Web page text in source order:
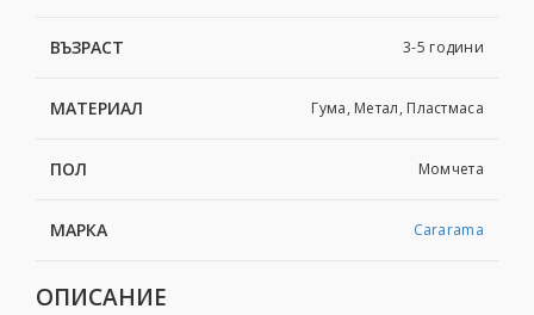
ВЪЗРАСТ 3-5 години
МАТЕРИАЛ Гума, Метал, Пластмаса
ПОЛ Момчета
МАРКА Cararama
ОПИСАНИЕ